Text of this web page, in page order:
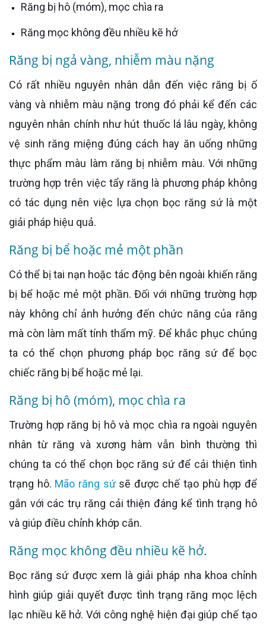
Răng bị hô (móm), mọc chìa ra
Răng mọc không đều nhiều kẽ hở
Răng bị ngả vàng, nhiễm màu nặng
Có rất nhiều nguyên nhân dẫn đến việc răng bị ố
vàng và nhiễm màu nặng trong đó phải kể đến các
nguyên nhân chính như hút thuốc lá lâu ngày, không
vệ sinh răng miệng đúng cách hay ăn uống những
thực phẩm màu làm răng bị nhiễm màu. Với những
trường hợp trên việc tẩy răng là phương pháp không
có tác dụng nên việc lựa chọn bọc răng sứ là một
giải pháp hiệu quả.
Răng bị bể hoặc mẻ một phần
Có thể bị tai nạn hoặc tác động bên ngoài khiến răng
bị bể hoặc mẻ một phần. Đối với những trường hợp
này không chỉ ảnh hưởng đến chức năng của răng
mà còn làm mất tính thẩm mỹ. Để khắc phục chúng
ta có thể chọn phương pháp bọc răng sứ để bọc
chiếc răng bị bể hoặc mẻ lại.
Răng bị hô (móm), mọc chìa ra
Trường hợp răng bị hô và mọc chìa ra ngoài nguyên
nhân từ răng và xương hàm vẫn bình thường thì
chúng ta có thể chọn bọc răng sứ để cải thiện tình
trạng hô. Mão răng sứsẽ được chế tạo phù hợp để
gắn với các trụ răng cải thiện đáng kể tình trạng hô
và giúp điều chỉnh khớp cắn.
Răng mọc không đều nhiều kẽ hở.
Bọc răng sứ được xem là giải pháp nha khoa chỉnh
hình giúp giải quyết được tình trạng răng mọc lệch
lạc nhiều kẽ hở. Với công nghệ hiện đại giúp chế tạo